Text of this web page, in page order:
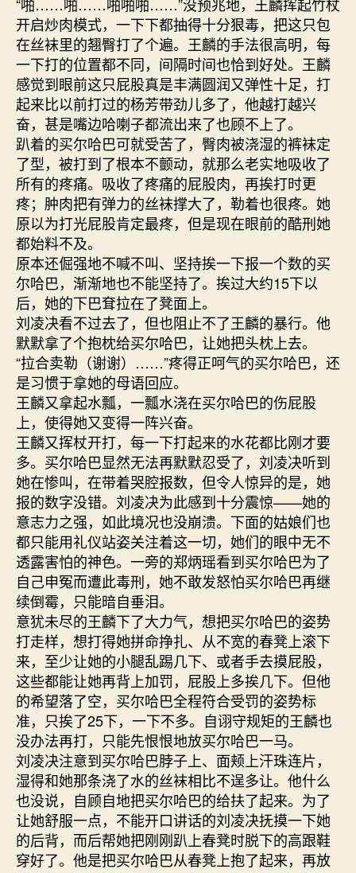
开启炒肉模式，一下下都抽得十分狠毒，把这只包
在丝袜里的翘臀打了个遍。王麟的手法很高明，每
一下打的位置都不同，间隔时间也恰到好处。王麟
感觉到眼前这只屁股真是丰满圆润又弹性十足，打
起来比以前打过的杨芳带劲儿多了，他越打越兴
奋，甚是嘴边哈喇子都流出来了也顾不上了。
趴着的买尔哈巴可就受苦了，臀肉被浇湿的裤袜定
了型，被打到了根本不颤动，就那么老实地吸收了
所有的疼痛。吸收了疼痛的屁股肉，再挨打时更
疼；肿肉把有弹力的丝袜撑大了，勒着也很疼。她
原以为打光屁股肯定最疼，但是现在眼前的酷刑她
都始料不及。
原本还倔强地不喊不叫、坚持挨一下报一个数的买
尔哈巴，渐渐地也不能坚持了。挨过大约15下以
后，她的下巴耷拉在了凳面上。
刘凌决看不过去了，但也阻止不了王麟的暴行。他
默默拿了个抱枕给买尔哈巴，让她把头枕上去。
“拉合卖勒（谢谢）……”疼得正呵气的买尔哈巴，还
是习惯于拿她的母语回应。
王麟又拿起水瓢，一瓢水浇在买尔哈巴的伤屁股
上，使得她又变得一阵兴奋。
王麟又挥杖开打，每一下打起来的水花都比刚才要
多。买尔哈巴显然无法再默默忍受了，刘凌决听到
她在惨叫，在带着哭腔报数，但令人惊异的是，她
报的数字没错。刘凌决为此感到十分震惊——她的
意志力之强，如此境况也没崩溃。下面的姑娘们也
都只能用礼仪站姿关注着这一切，她们的眼中无不
透露害怕的神色。一旁的郑炳瑶看到买尔哈巴为了
自己申冤而遭此毒刑，她不敢发怒怕买尔哈巴再继
续倒霉，只能暗自垂泪。
意犹未尽的王麟下了大力气，想把买尔哈巴的姿势
打走样，想打得她拼命挣扎、从不宽的春凳上滚下
来，至少让她的小腿乱踢几下、或者手去摸屁股，
这些都能让她再背上加罚，屁股上多挨几下。但他
的希望落了空，买尔哈巴全程符合受罚的姿势标
准，只挨了25下，一下不多。自诩守规矩的王麟也
没办法再打，只能先恨恨地放买尔哈巴一马。
刘凌决注意到买尔哈巴脖子上、面颊上汗珠连片，
湿得和她那条浇了水的丝袜相比不逞多让。他什么
也没说，自顾自地把买尔哈巴的给扶了起来。为了
让她舒服一点，不能开口讲话的刘凌决抚摸一下她
的后背，而后帮她把刚刚趴上春凳时脱下的高跟鞋
穿好了。他是把买尔哈巴从春凳上抱了起来，再放